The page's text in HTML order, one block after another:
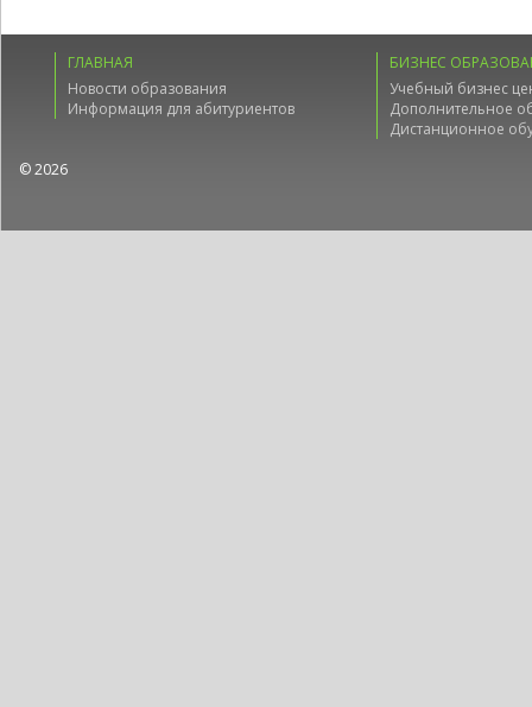
ГЛАВНАЯ
Новости образования
Информация для абитуриентов
БИЗНЕС
Учебный бизнес
Дополнительное
Дистанционное
© 2026